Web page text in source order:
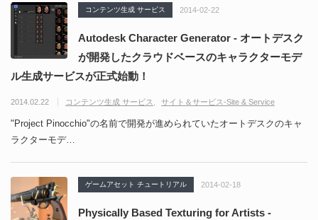
コンテンツ生成 サービス 2014-02-22
Autodesk Character Generator - オートデスク
が開発したクラウドベースのキャラクターモデ
ル生成サービスが正式始動！
2014.02.22 コンテンツ生成 サービス サイト＆サービス-Site & Service
"Project Pinocchio"の名前で開発が進められていたオートデスクのキャ
ラクターモデ…
ゲームアセット チュートリアル 2014-02-18
Physically Based Texturing for Artists -